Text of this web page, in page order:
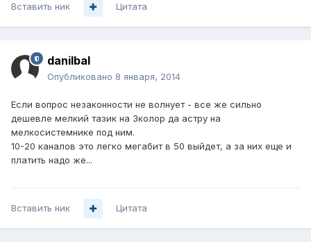
Вставить ник Цитата
danilbal
Опубликовано 8 января, 2014
Если вопрос незаконности не волнует - все же сильно
дешевле мелкий тазик на 3колор да астру на
мелкосистемнике под ним.
10-20 каналов это легко мегабит в 50 выйдет, а за них еще и
платить надо же...
Вставить ник Цитата